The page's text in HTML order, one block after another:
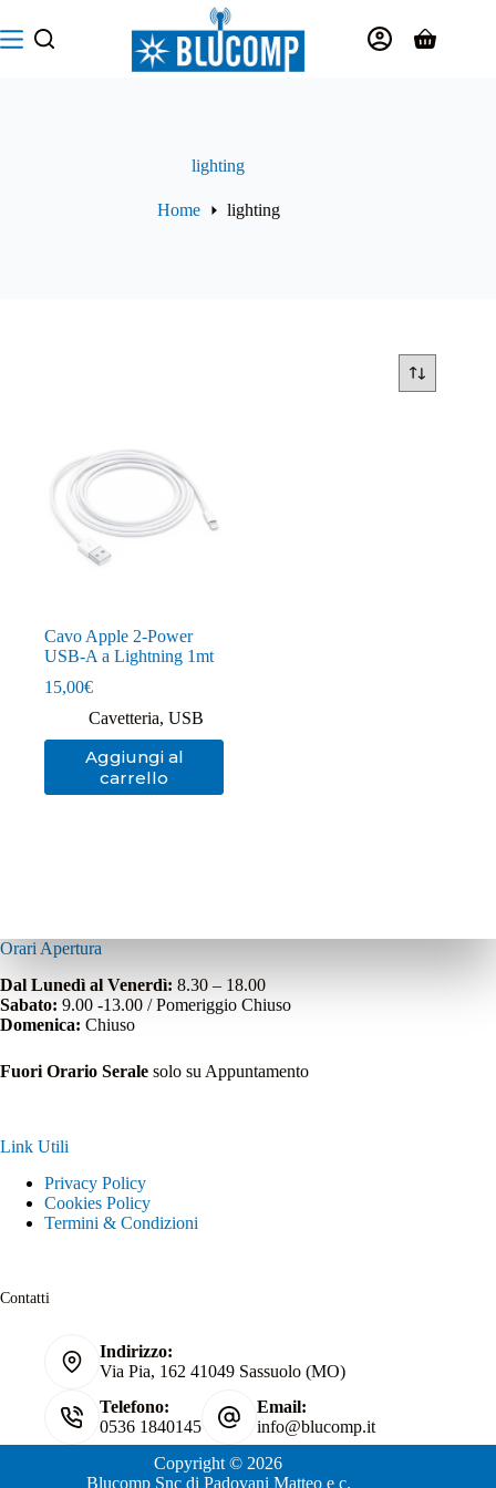
al
contenuto
Carrello
lighting
Home lighting
Cavo Apple 2-Power
USB-A a Lightning 1mt
15,00€
Cavetteria, USB
Aggiungi al
carrello
Orari Apertura
Dal Lunedì al Venerdì: 8.30 – 18.00
Sabato: 9.00 -13.00 / Pomeriggio Chiuso
Domenica: Chiuso
Fuori Orario Serale solo su Appuntamento
Link Utili
Privacy Policy
Cookies Policy
Termini & Condizioni
Contatti
Indirizzo:
Via Pia, 162 41049 Sassuolo (MO)
Telefono:
0536 1840145
Email:
info@blucomp.it
Copyright © 2026
Blucomp Snc di Padovani Matteo e c.